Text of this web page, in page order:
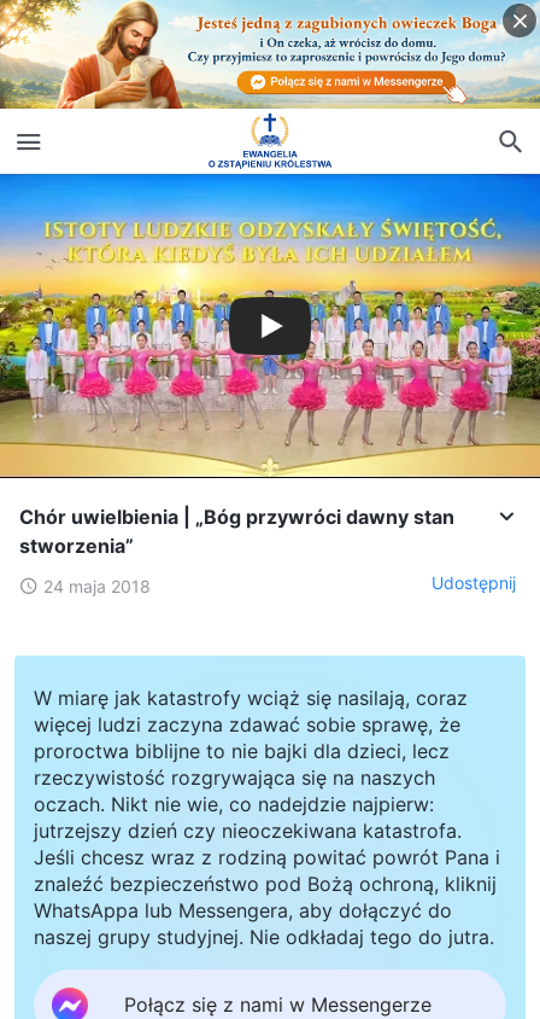
Chór uwielbienia | „Bóg przywróci dawny stan
stworzenia”
24 maja 2018 Udostępnij
W miarę jak katastrofy wciąż się nasilają, coraz
więcej ludzi zaczyna zdawać sobie sprawę, że
proroctwa biblijne to nie bajki dla dzieci, lecz
rzeczywistość rozgrywająca się na naszych
oczach. Nikt nie wie, co nadejdzie najpierw:
jutrzejszy dzień czy nieoczekiwana katastrofa.
Jeśli chcesz wraz z rodziną powitać powrót Pana i
znaleźć bezpieczeństwo pod Bożą ochroną, kliknij
WhatsAppa lub Messengera, aby dołączyć do
naszej grupy studyjnej. Nie odkładaj tego do jutra.
Połącz się z nami w Messengerze